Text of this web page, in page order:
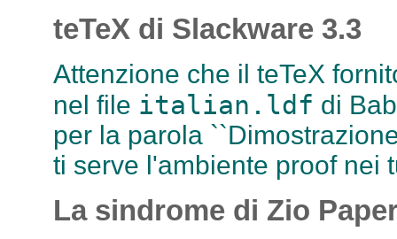
teTeX di Slackware 3.3
Attenzione che il teTeX
nel file italian.ldf di
per la parola
ti serve l'ambiente proof nei
La sindrome di Zio